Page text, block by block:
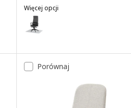
niebieski/Mjuk jasnoszary
Więcej opcji
MARKUS
Wariant: MARKUS, Krzesło
Porównaj